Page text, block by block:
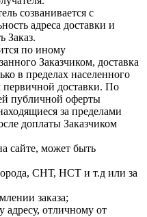
созванивается с
адреса доставки и
Заказ.
по иному
Заказчиком, доставка
в пределах населенного
первичной доставки. По
публичной оферты
за пределами
доплаты Заказчиком
сайте, может быть
СНТ, НСТ и т.д или за
заказа;
адресу, отличному от